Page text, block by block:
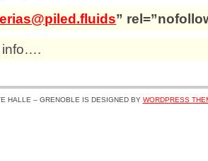
”
info….
HALLE – GRENOBLE IS DESIGNED BY WORDPRESS